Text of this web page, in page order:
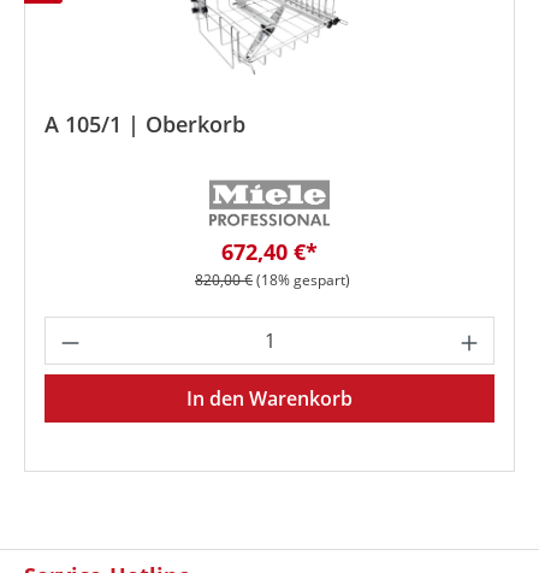
A 105/1 | Oberkorb
Verkaufspreis:
672,40 €*
Regulärer Preis:
820,00 €(18% gespart)
Produkt Anzahl: Gib den
In den Warenkorb